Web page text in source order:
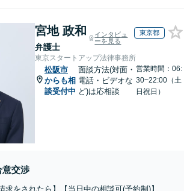
宮地 政和
弁護士
インタビュ
ーを見る
東京都
東京スタートアップ法律事務所
松阪市
からも相
談受付中
面談方法(対面・
電話・ビデオな
ど)は応相談
営業時間：06:
30~22:00（土
日祝日）
意交渉
求をされたら】【当日中の相談可(予約制)】